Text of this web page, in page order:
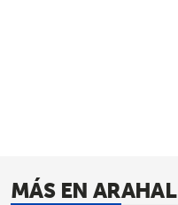
MÁS EN ARAHAL